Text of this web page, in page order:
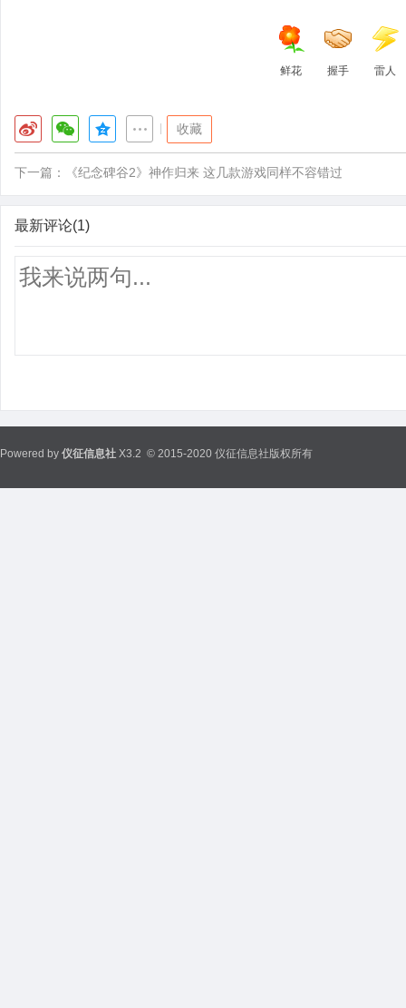
鲜花 握手 雷人
收藏
下一篇： 《纪念碑谷2》神作归来 这几款游戏同样不容错过
最新评论(1)
Powered by 仪征信息社 X3.2 © 2015-2020 仪征信息社版权所有